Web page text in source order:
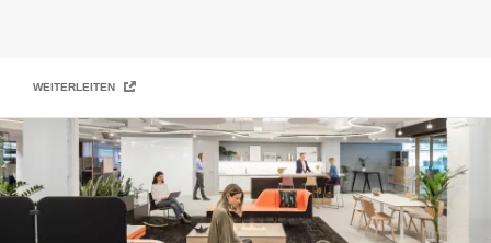
WEITERLEITEN